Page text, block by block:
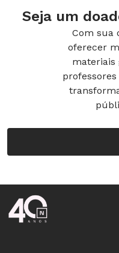
Seja um
Com sua
oferecer
materiais
Rodapé da Nova Escola